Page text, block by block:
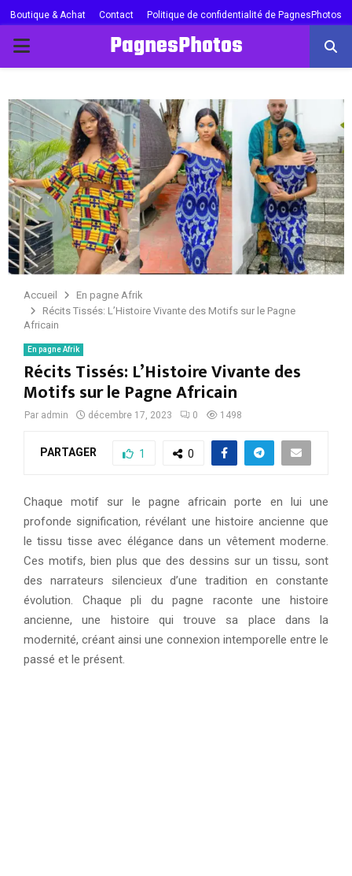
Boutique & Achat Contact Politique de confidentialité de PagnesPhotos
PRIMARY
PagnesPhotos
Accueil
En pagne Afrik
Récits Tissés: L’Histoire Vivante des Motifs sur le Pagne
Africain
En pagne Afrik
Récits Tissés: L’Histoire Vivante des
Motifs sur le Pagne Africain
Par admin décembre 17, 2023 0 1498
PARTAGER 1 0
Chaque motif sur le pagne africain porte en lui une
profonde signification, révélant une histoire ancienne que
le tissu tisse avec élégance dans un vêtement moderne.
Ces motifs, bien plus que des dessins sur un tissu, sont
des narrateurs silencieux d’une tradition en constante
évolution. Chaque pli du pagne raconte une histoire
ancienne, une histoire qui trouve sa place dans la
modernité, créant ainsi une connexion intemporelle entre le
passé et le présent.